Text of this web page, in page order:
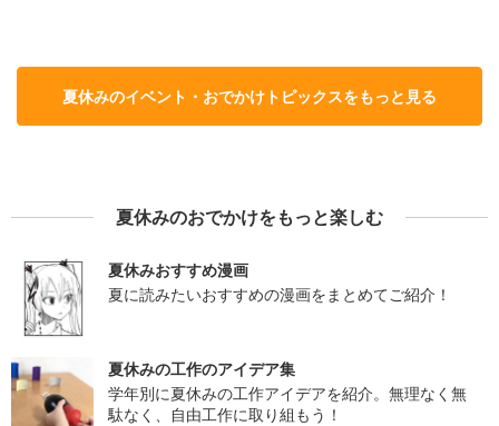
夏休みのイベント・おでかけトピックスをもっと見る
夏休みのおでかけをもっと楽しむ
夏休みおすすめ漫画
夏に読みたいおすすめの漫画をまとめてご紹介！
夏休みの工作のアイデア集
学年別に夏休みの工作アイデアを紹介。無理なく無
駄なく、自由工作に取り組もう！